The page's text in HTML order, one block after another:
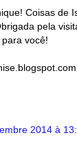
Coisas de
pela
você!
2014 à